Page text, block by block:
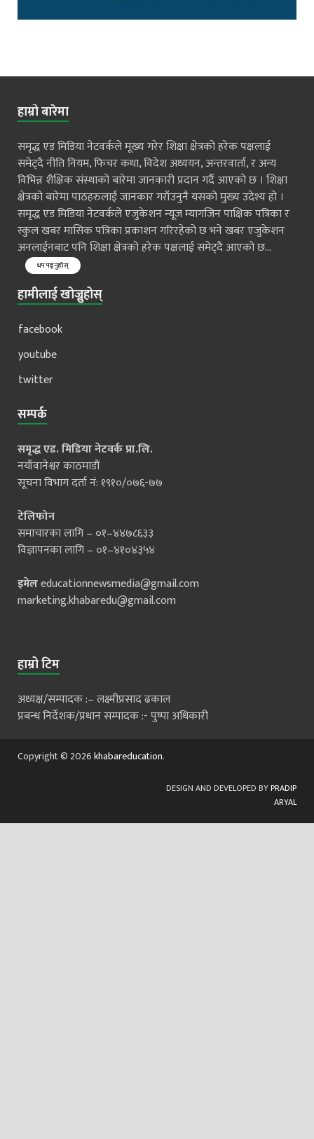
हाम्रो बारेमा
समृद्ध एड मिडिया नेटवर्कले मूख्य गरेर शिक्षा क्षेत्रको हरेक पक्षलाई
समेट्दै नीति नियम, फिचर कथा, विदेश अध्ययन, अन्तरवार्ता, र अन्य
विभिन्न शैक्षिक संस्थाको बारेमा जानकारी प्रदान गर्दै आएको छ । शिक्षा
क्षेत्रको बारेमा पाठहरुलाई जानकार गराँउनुनै यसको मुख्य उदेश्य हो ।
समृद्ध एड मिडिया नेटवर्कले एजुकेशन न्यूज म्यागजिन पाक्षिक पत्रिका र
स्कुल खबर मासिक पत्रिका प्रकाशन गरिरहेको छ भने खबर एजुकेशन
अनलाईनबाट पनि शिक्षा क्षेत्रको हरेक पक्षलाई समेट्दै आएको छ...
थप पढ्नुहोस्
हामीलाई खोज्नुहोस्
facebook
youtube
twitter
सम्पर्क
समृद्ध एड. मिडिया नेटवर्क प्रा.लि.
नयाँवानेश्वर काठमाडौं
सूचना विभाग दर्ता नं: १९१०/०७६-७७
टेलिफोन
समाचारका लागि – ०१–४४७८६३३
विज्ञापनका लागि – ०१–४१०४३५४
इमेलeducationnewsmedia@gmail.com
marketing.khabaredu@gmail.com
हाम्रो टिम
अध्यक्ष/सम्पादक :– लक्ष्मीप्रसाद ढकाल
प्रबन्ध निर्देशक/प्रधान सम्पादक :- पुष्पा अधिकारी
Copyright © 2026khabareducation.
DESIGN AND DEVELOPED BYPRADIP
ARYAL